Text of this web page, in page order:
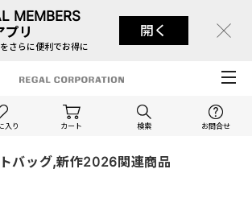
MEMBERS
プリ
さらに便利でお得に
開く
入り カート 検索 お問合せ
バッグ,新作2026関連商品